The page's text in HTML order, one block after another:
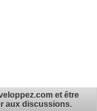
et être
aux discussions.